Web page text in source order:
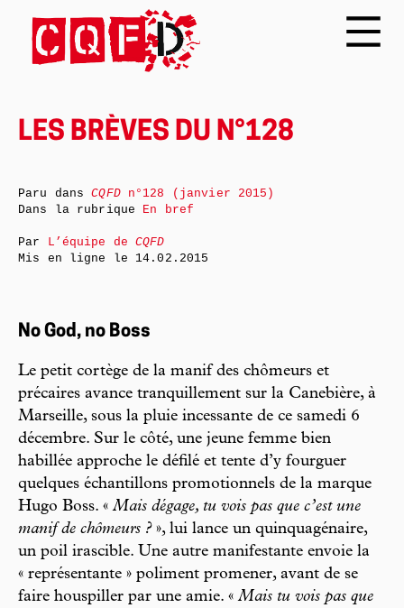
LES BRÈVES DU N°128
No God, no Boss
Le petit cortège de la manif des chômeurs et
précaires avance tranquillement sur la Canebière, à
Marseille, sous la pluie incessante de ce samedi 6
décembre. Sur le côté, une jeune femme bien
habillée approche le défilé et tente d’y fourguer
quelques échantillons promotionnels de la marque
Hugo Boss. «Mais dégage, tu vois pas que c’est une
manif de chômeurs ?», lui lance un quinquagénaire,
un poil irascible. Une autre manifestante envoie la
« représentante » poliment promener, avant de se
faire houspiller par une amie. «Mais tu vois pas que
Paru dansCQFDn°128 (janvier 2015)
Dans la rubrique En bref
Par L’équipe deCQFD
Mis en ligne le 14.02.2015